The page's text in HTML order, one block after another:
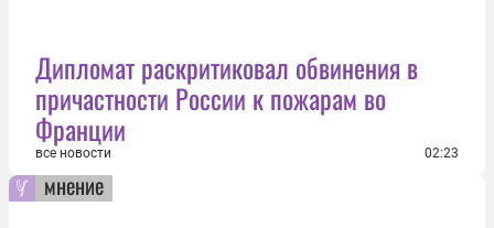
Дипломат раскритиковал обвинения в
причастности России к пожарам во
Франции
все новости 02:23
мнение